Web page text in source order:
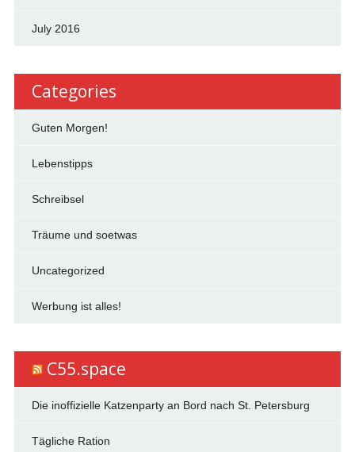
July 2016
Categories
Guten Morgen!
Lebenstipps
Schreibsel
Träume und soetwas
Uncategorized
Werbung ist alles!
C55.space
Die inoffizielle Katzenparty an Bord nach St. Petersburg
Tägliche Ration